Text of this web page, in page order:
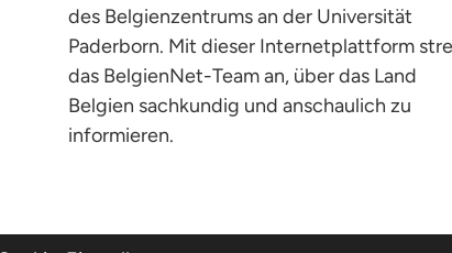
des Belgienzentrums an der Universität
Paderborn. Mit dieser Internetplattform
das BelgienNet-Team an, über das Land
Belgien sachkundig und anschaulich zu
informieren.